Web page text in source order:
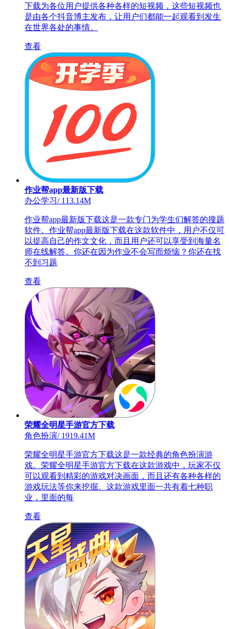
下载为各位用户提供各种各样的短视频，这些短视频也
是由各个抖音博主发布，让用户们都能一起观看到发生
在世界各处的事情。
查看
作业帮app最新版下载
办公学习/113.14M
作业帮app最新版下载这是一款专门为学生们解答的搜题
软件。作业帮app最新版下载在这款软件中，用户不仅可
以提高自己的作文文化，而且用户还可以享受到海量名
师在线解答。你还在因为作业不会写而烦恼？你还在找
不到习题
查看
荣耀全明星手游官方下载
角色扮演/1919.41M
荣耀全明星手游官方下载这是一款经典的角色扮演游
戏。荣耀全明星手游官方下载在这款游戏中，玩家不仅
可以观看到精彩的游戏对决画面，而且还有各种各样的
游戏玩法等你来挖掘。这款游戏里面一共有着七种职
业，里面的每
查看